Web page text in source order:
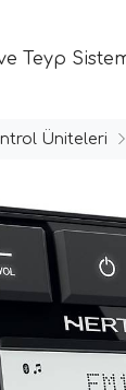
Teyp
Üniteleri